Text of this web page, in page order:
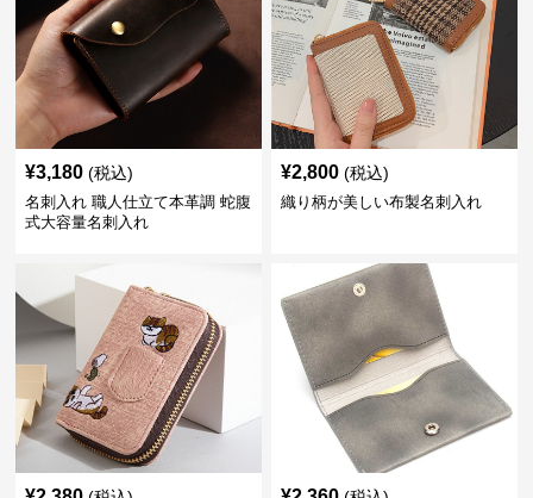
¥3,180 (税込)
名刺入れ 職人仕立て本革調 蛇腹
式大容量名刺入れ
¥2,800 (税込)
織り柄が美しい布製名刺入れ